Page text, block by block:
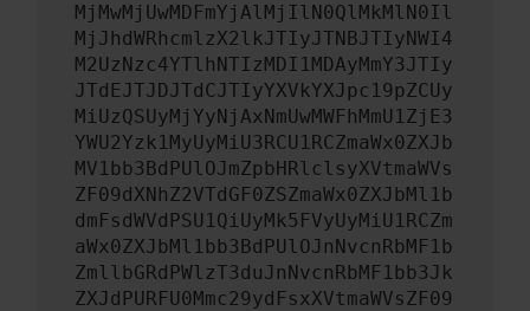
MjMwMjUwMDFmYjAlMjIlN0QlMkMlN0Il
MjJhdWRhcmlzX2lkJTIyJTNBJTIyNWI4
M2UzNzc4YTlhNTIzMDI1MDAyMmY3JTIy
JTdEJTJDJTdCJTIyYXVkYXJpc19pZCUy
MiUzQSUyMjYyNjAxNmUwMWFhMmU1ZjE3
YWU2Yzk1MyUyMiU3RCU1RCZmaWx0ZXJb
MV1bb3BdPUlOJmZpbHRlclsyXVtmaWVs
ZF09dXNhZ2VTdGF0ZSZmaWx0ZXJbMl1b
dmFsdWVdPSU1QiUyMk5FVyUyMiU1RCZm
aWx0ZXJbMl1bb3BdPUlOJnNvcnRbMF1b
ZmllbGRdPWlzT3duJnNvcnRbMF1bb3Jk
ZXJdPURFU0Mmc29ydFsxXVtmaWVsZF09